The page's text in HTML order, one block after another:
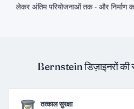
लेकर अंतिम परियोजनाओं तक - और निर्माण का
Bernstein डिज़ाइनरों की
तत्काल सुरक्षा